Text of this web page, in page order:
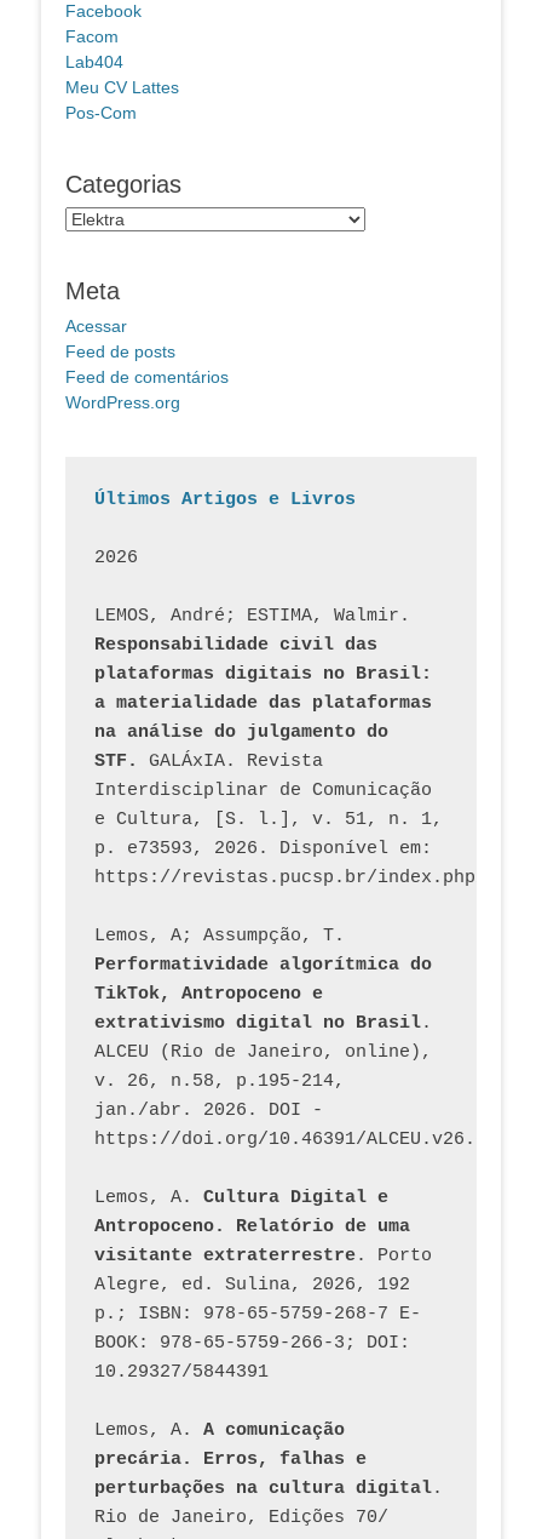
Facebook
Facom
Lab404
Meu CV Lattes
Pos-Com
Categorias
Categorias
Meta
Acessar
Feed de posts
Feed de comentários
WordPress.org
Últimos Artigos e Livros
2026
Responsabilidade civil das
plataformas digitais no Brasil:
a materialidade das plataformas
na análise do julgamento do
STF.
GALÁxIA. Revista
Interdisciplinar de Comunicação
e Cultura, [S. l.], v. 51, n. 1,
p. e73593, 2026. Disponível em:
Performatividade algorítmica do
TikTok, Antropoceno e
extrativismo digital no Brasil.
ALCEU (Rio de Janeiro, online),
v. 26, n.58, p.195-214,
jan./abr. 2026. DOI -
https://doi.org/10.46391/
Lemos, A. Cultura Digital e
Antropoceno. Relatório de uma
visitante extraterrestre. Porto
Alegre, ed. Sulina, 2026, 192
p.; ISBN: 978-65-5759-268-7 E-
BOOK: 978-65-5759-266-3; DOI:
10.29327/5844391
Lemos, A. A comunicação
precária. Erros, falhas e
perturbações na cultura digital.
Rio de Janeiro, Edições 70/